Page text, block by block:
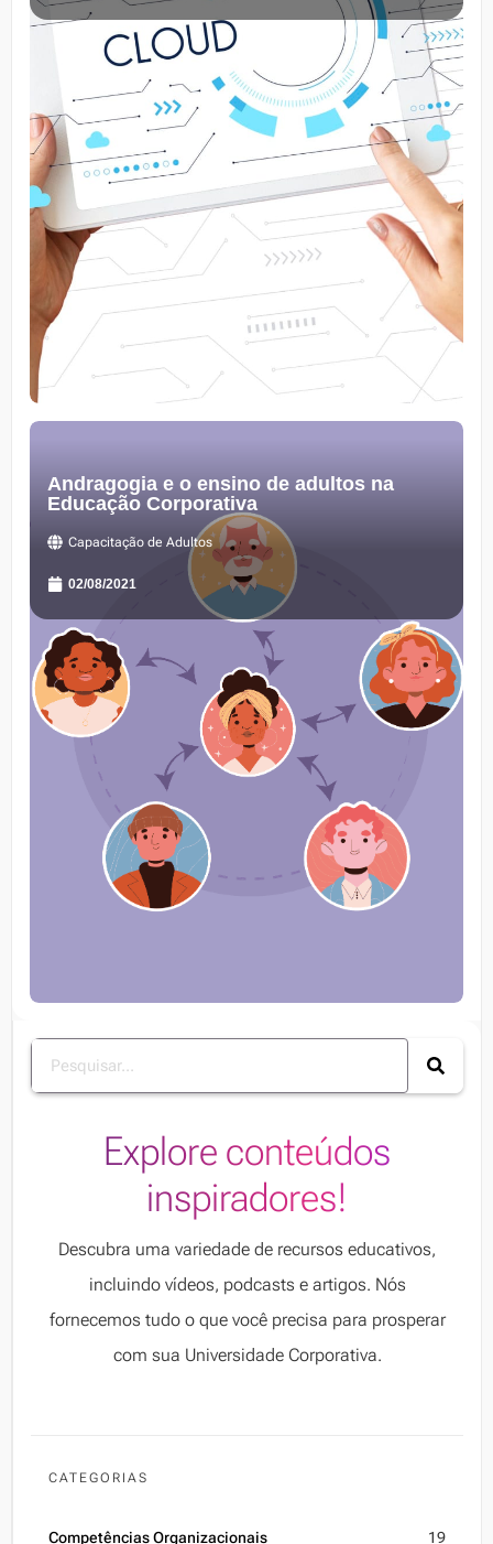
Andragogia e o ensino de adultos na
Educação Corporativa
Capacitação de Adultos
02/08/2021
Explore conteúdos
inspiradores!
Descubra uma variedade de recursos educativos,
incluindo vídeos, podcasts e artigos. Nós
fornecemos tudo o que você precisa para prosperar
com sua Universidade Corporativa.
CATEGORIAS
Competências Organizacionais 19